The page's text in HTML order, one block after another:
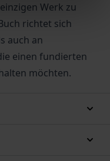
Werk zu
richtet sich
auch an
einen fundierten
möchten.